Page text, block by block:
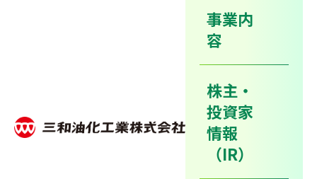
事業内
容
株主・
投資家
情報
（IR）
推進体制